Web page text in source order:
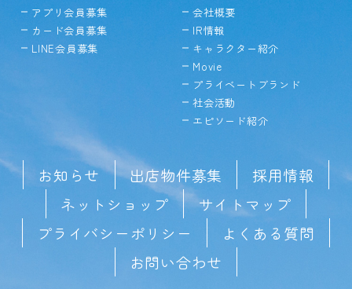
アプリ会員募集
カード会員募集
LINE会員募集
会社概要
IR情報
キャラクター紹介
Movie
プライベートブランド
社会活動
エピソード紹介
お知らせ 出店物件募集
採用情報
ネットショップ
サイトマップ
プライバシーポリシー
よくある質問
お問い合わせ